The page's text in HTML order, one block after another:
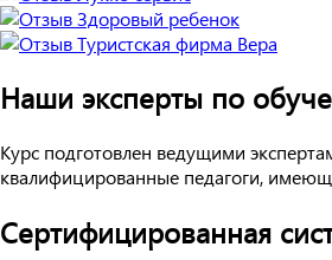
Наши эксперты по
Курс подготовлен ведущими
квалифицированные педагоги,
Сертифицированная